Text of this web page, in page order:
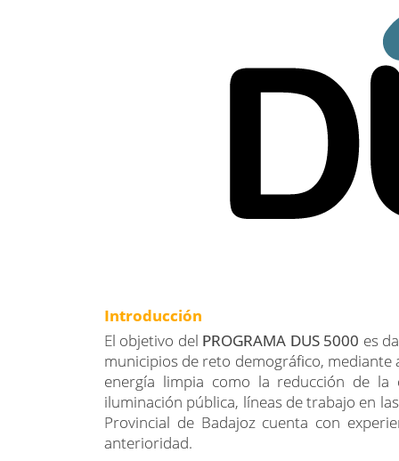
Introducción
El objetivo del PROGRAMA DUS 5000 es
municipios de reto demográfico,
energía limpia como la reducción de
iluminación pública, líneas de trabajo en
Provincial de Badajoz cuenta con
anterioridad.